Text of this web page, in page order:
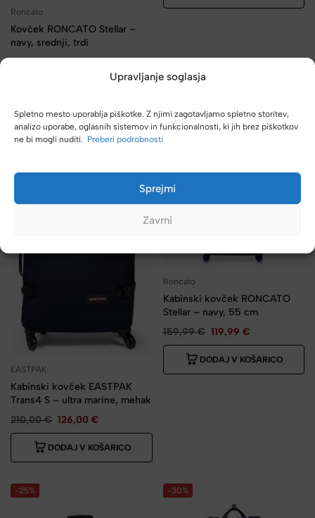
Upravljanje soglasja
Spletno mesto uporablja piškotke. Z njimi zagotavljamo spletno storitev,
analizo uporabe, oglasnih sistemov in funkcionalnosti, ki jih brez piškotkov
ne bi mogli nuditi. Preberi podrobnosti
Sprejmi
Zavrni
Roncato
Kovček RONCATO Stellar –
navy, srednji, trdi
EASTPAK
Kabinski kovček EASTPAK
Trans4 S – ultra marine, mehak
210,00€ 126,00 €
DODAJ V KOŠARICO
Roncato
Kabinski kovček RONCATO
Stellar – navy, 55 cm
159,99€ 119,99 €
DODAJ V KOŠARICO
-25% -30%